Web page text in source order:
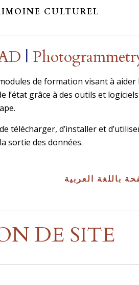
CULTUREL
|
de formation visant à aider
grâce à des outils et
télécharger, d’installer et
sortie des données.
باللغة العربية
DE SITE